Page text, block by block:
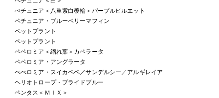
ぺチュニア＜八重紫白覆輪＞パープルピルエット
ペチュニア・ブルーベリーマフィン
ペットプラント
ペットプラント
ペペロミア＜縮れ葉＞カペラータ
ペペロミア・アングラータ
ぺぺロミア・スイカペペ／サンデルシー／アルギレイア
ヘリオトロープ・プライドブルー
ペンタス＜ＭＩＸ＞